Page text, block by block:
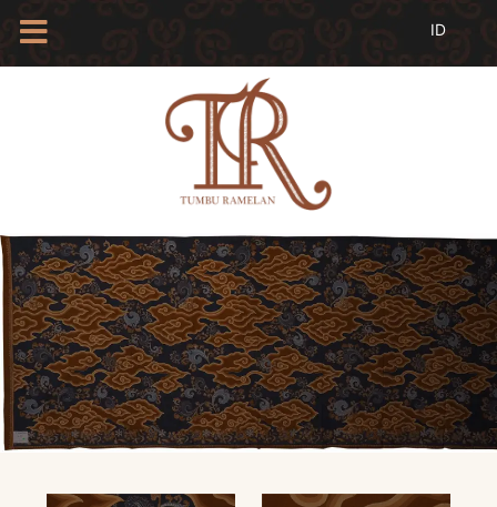
PROFIL
INSAN
BATIK
KAMUS
BATIK
KATALOG
BATIK
TANYA
LINKS